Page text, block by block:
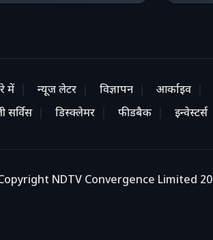
में न्यूज लेटर विज्ञापन आर्काइव
सर्विस
डिस्क्लेमर फीडबैक इन्वेस्टर्स
NDTV Convergence Limited